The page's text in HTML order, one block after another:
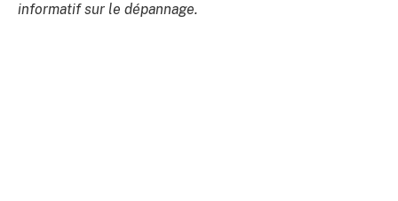
informatif sur le dépannage.